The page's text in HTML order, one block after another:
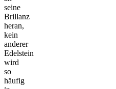
seine
Brillanz
heran,
kein
anderer
Edelstein
wird
so
häufig